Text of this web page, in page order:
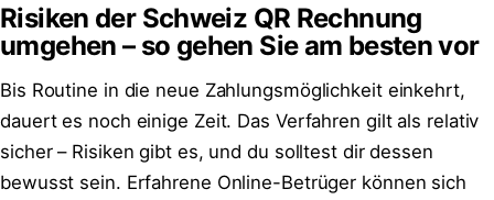
Risiken der Schweiz QR Rechnung
umgehen – so gehen Sie am besten vor
Bis Routine in die neue Zahlungsmöglichkeit einkehrt,
dauert es noch einige Zeit. Das Verfahren gilt als relativ
sicher – Risiken gibt es, und du solltest dir dessen
bewusst sein. Erfahrene Online-Betrüger können sich